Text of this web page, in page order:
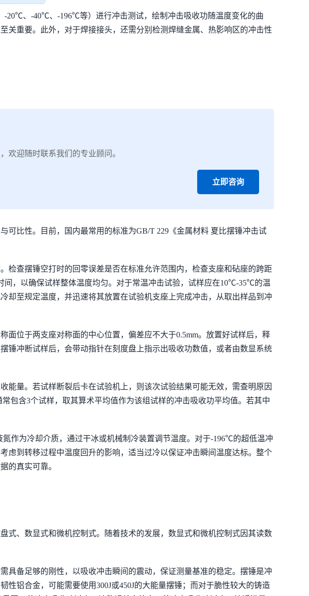
20℃、-40℃、-196℃等）进行冲击测试，绘制冲击吸收功随温度变化的曲
关重要。此外，对于焊接接头，还需分别检测焊缝金属、热影响区的冲击性
欢迎随时联系我们的专业顾问。
立即咨询
比性。目前，国内最常用的标准为GB/T 229《金属材料 夏比摆锤冲击试
检查摆锤空打时的回零误差是否在标准允许范围内，检查支座和砧座的跨距
间，以确保试样整体温度均匀。对于常温冲击试验，试样应在10℃-35℃的温
却至规定温度，并迅速将其放置在试验机支座上完成冲击，从取出样品到冲
位于两支座对称面的中心位置，偏差应不大于0.5mm。放置好试样后，释
锤冲断试样后，会带动指针在刻度盘上指示出吸收功数值，或者由数显系统
量。若试样断裂后卡在试验机上，则该次试验结果可能无效，需查明原因
包含3个试样，取其算术平均值作为该组试样的冲击吸收功平均值。若其中
作为冷却介质，通过干冰或机械制冷装置调节温度。对于-196℃的超低温冲
虑到转移过程中温度回升的影响，适当过冷以保证冲击瞬间温度达标。整个
的真实可靠。
式、数显式和微机控制式。随着技术的发展，数显式和微机控制式因其读数
具备足够的刚性，以吸收冲击瞬间的震动，保证测量基准的稳定。摆锤是冲
铝合金，可能需要使用300J或450J的大能量摆锤；而对于脆性较大的铸造